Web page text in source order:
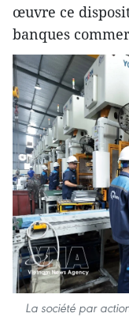
œuvre ce
banques
La société par